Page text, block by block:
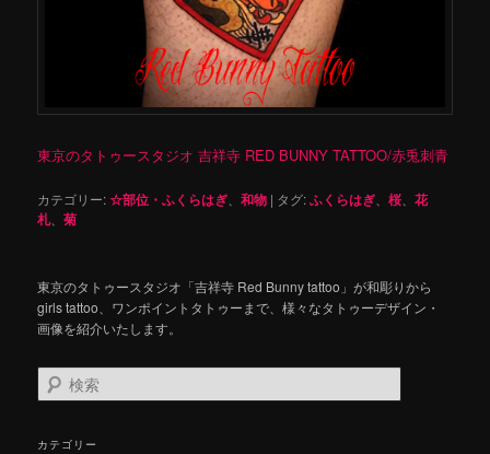
東京のタトゥースタジオ 吉祥寺 RED BUNNY TATTOO/赤兎刺青
カテゴリー:☆部位・ふくらはぎ 、和物 | タグ:ふくらはぎ 、桜 、花
札、菊
東京のタトゥースタジオ「吉祥寺 Red Bunny tattoo」が和彫りから
girls tattoo、ワンポイントタトゥーまで、様々なタトゥーデザイン・
画像を紹介いたします。
検
索
カテゴリー